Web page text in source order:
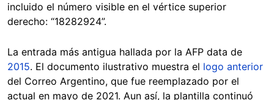
incluido el número visible en el vértice superior
derecho: “18282924”.
La entrada más antigua hallada por la AFP data de
2015. El documento ilustrativo muestra el logo anterior
del Correo Argentino, que fue reemplazado por el
actual en mayo de 2021. Aun así, la plantilla continuó